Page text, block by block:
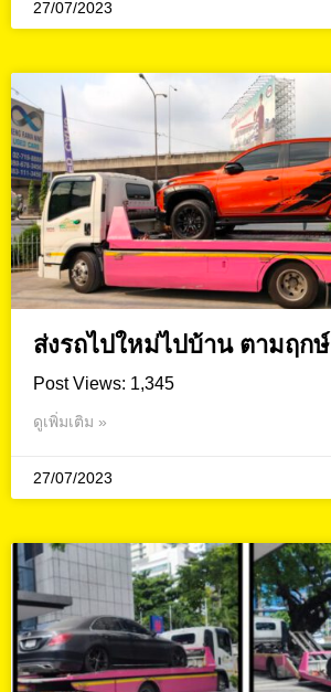
27/07/2023
ส่งรถไปใหม่ไปบ้าน ตามฤกษ์
Post Views: 1,345
ดูเพิ่มเติม »
27/07/2023